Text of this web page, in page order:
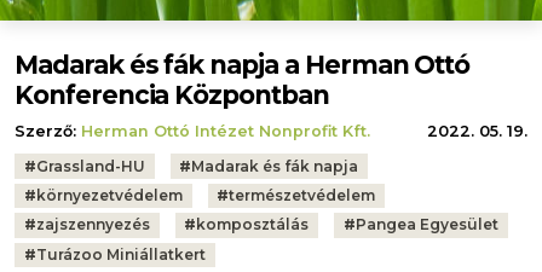
Madarak és fák napja a Herman Ottó
Konferencia Központban
Szerző: Herman Ottó Intézet Nonprofit Kft.
2022. 05. 19.
Tags:
#Grassland-HU #Madarak és fák napja
# környezetvédelem #természetvédelem
#zajszennyezés # komposztálás #Pangea Egyesület
#Turázoo Miniállatkert